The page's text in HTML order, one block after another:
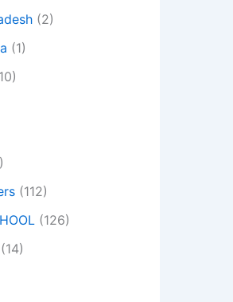
(2)
(1)
(112)
(126)
(14)